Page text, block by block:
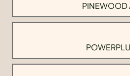
PINEWOOD